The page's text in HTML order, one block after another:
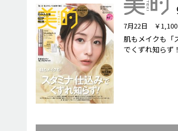
7月22日 ￥1,100
肌もメイクも「
でくずれ知らず！